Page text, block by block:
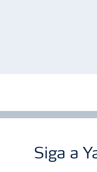
Siga a